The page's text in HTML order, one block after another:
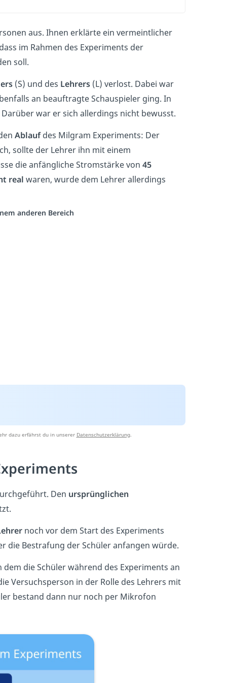
aus. Ihnen erklärte ein vermeintlicher
im Rahmen des Experiments der
soll.
(S) und des Lehrers (L) verlost. Dabei war
an beauftragte Schauspieler ging. In
Darüber war er sich allerdings nicht bewusst.
Ablaufdes Milgram Experiments: Der
sollte der Lehrer ihn mit einem
die anfängliche Stromstärke von 45
real waren, wurde dem Lehrer allerdings
anderen Bereich
dazu erfährst du in unserer Datenschutzerklärung.
Den ursprünglichen
noch vor dem Start des Experiments
die Bestrafung der Schüler anfangen würde.
die Schüler während des Experiments an
Versuchsperson in der Rolle des Lehrers mit
bestand dann nur noch per Mikrofon